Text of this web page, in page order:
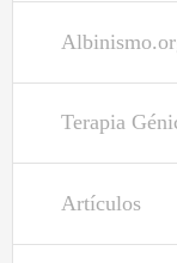
Contacto
Inicio de sesión
Terapia
Artículos